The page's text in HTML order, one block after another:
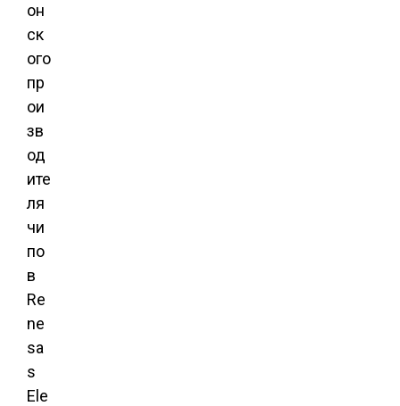
он
ск
ого
пр
ои
зв
од
ите
ля
чи
по
в
Re
ne
sa
s
Ele